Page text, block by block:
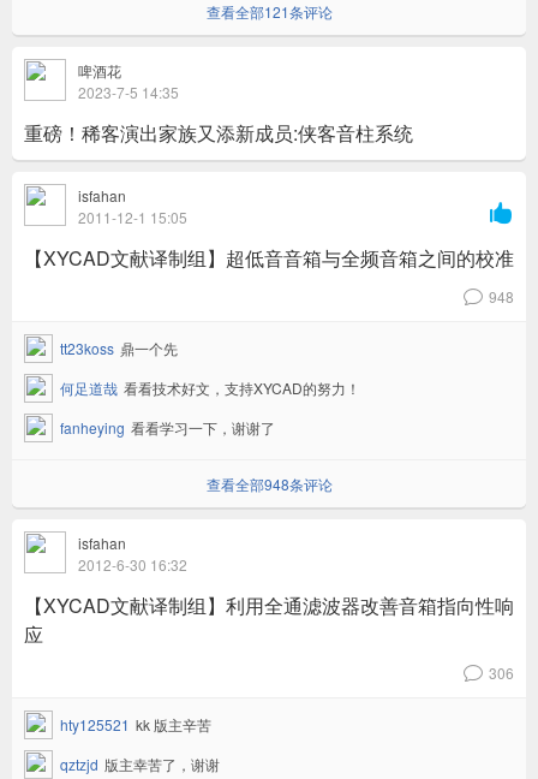
查看全部121条评论
啤酒花
2023-7-5 14:35
重磅！稀客演出家族又添新成员:侠客音柱系统

isfahan
2011-12-1 15:05
【XYCAD文献译制组】超低音音箱与全频音箱之间的校准
v 948
tt23koss 鼎一个先
何足道哉 看看技术好文，支持XYCAD的努力！
fanheying 看看学习一下，谢谢了
查看全部948条评论
isfahan
2012-6-30 16:32
【XYCAD文献译制组】利用全通滤波器改善音箱指向性响
应
v 306
hty125521 kk 版主辛苦
qztzjd 版主幸苦了，谢谢